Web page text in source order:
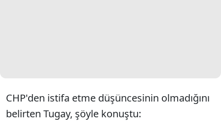
CHP'den istifa etme düşüncesinin olmadığını
belirten Tugay, şöyle konuştu: